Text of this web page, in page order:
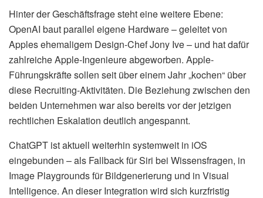
Hinter der Geschäftsfrage steht eine weitere Ebene:
OpenAI baut parallel eigene Hardware – geleitet von
Apples ehemaligem Design-Chef Jony Ive – und hat dafür
zahlreiche Apple-Ingenieure abgeworben. Apple-
Führungskräfte sollen seit über einem Jahr „kochen“ über
diese Recruiting-Aktivitäten. Die Beziehung zwischen den
beiden Unternehmen war also bereits vor der jetzigen
rechtlichen Eskalation deutlich angespannt.
ChatGPT ist aktuell weiterhin systemweit in iOS
eingebunden – als Fallback für Siri bei Wissensfragen, in
Image Playgrounds für Bildgenerierung und in Visual
Intelligence. An dieser Integration wird sich kurzfristig